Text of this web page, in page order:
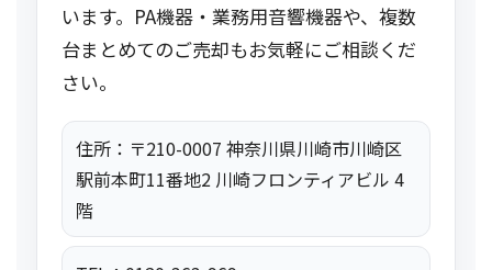
います。PA機器・業務用音響機器や、複数
台まとめてのご売却もお気軽にご相談くだ
さい。
住所：〒210-0007 神奈川県川崎市川崎区
駅前本町11番地2 川崎フロンティアビル 4
階